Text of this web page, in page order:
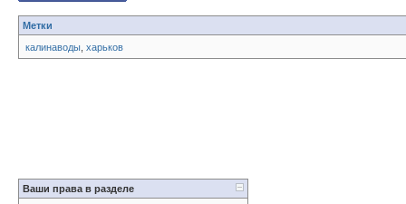
Метки
калинаводы харьков
Ваши права в разделе